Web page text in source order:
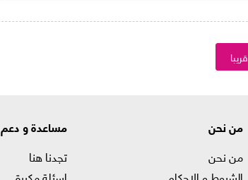
قريبا
من نحن
من نحن
مساعدة و دعم
تجدنا هنا